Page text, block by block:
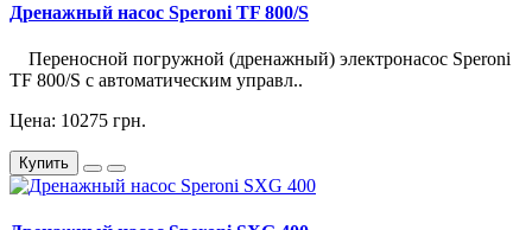
Дренажный насос Speroni TF 800/S
Переносной погружной (дренажный) электронасос Speroni
TF 800/S с автоматическим управл..
Цена: 10275 грн.
Купить